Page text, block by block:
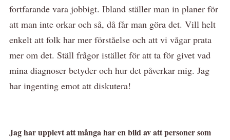
fortfarande vara jobbigt. Ibland ställer man in planer för
att man inte orkar och så, då får man göra det. Vill helt
enkelt att folk har mer förståelse och att vi vågar prata
mer om det. Ställ frågor istället för att ta för givet vad
mina diagnoser betyder och hur det påverkar mig. Jag
har ingenting emot att diskutera!
Jag har upplevt att många har en bild av att personer som